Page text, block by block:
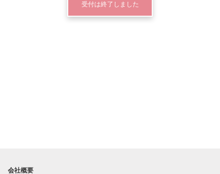
受付は終了しました
会社概要